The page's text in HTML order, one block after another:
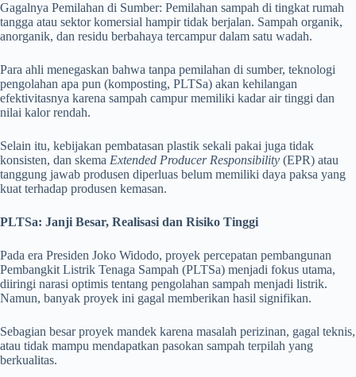
Gagalnya Pemilahan di Sumber: Pemilahan sampah di tingkat rumah
tangga atau sektor komersial hampir tidak berjalan. Sampah organik,
anorganik, dan residu berbahaya tercampur dalam satu wadah.
Para ahli menegaskan bahwa tanpa pemilahan di sumber, teknologi
pengolahan apa pun (komposting, PLTSa) akan kehilangan
efektivitasnya karena sampah campur memiliki kadar air tinggi dan
nilai kalor rendah.
Selain itu, kebijakan pembatasan plastik sekali pakai juga tidak
konsisten, dan skema Extended Producer Responsibility (EPR) atau
tanggung jawab produsen diperluas belum memiliki daya paksa yang
kuat terhadap produsen kemasan.
PLTSa: Janji Besar, Realisasi dan Risiko Tinggi
Pada era Presiden Joko Widodo, proyek percepatan pembangunan
Pembangkit Listrik Tenaga Sampah (PLTSa) menjadi fokus utama,
diiringi narasi optimis tentang pengolahan sampah menjadi listrik.
Namun, banyak proyek ini gagal memberikan hasil signifikan.
Sebagian besar proyek mandek karena masalah perizinan, gagal teknis,
atau tidak mampu mendapatkan pasokan sampah terpilah yang
berkualitas.